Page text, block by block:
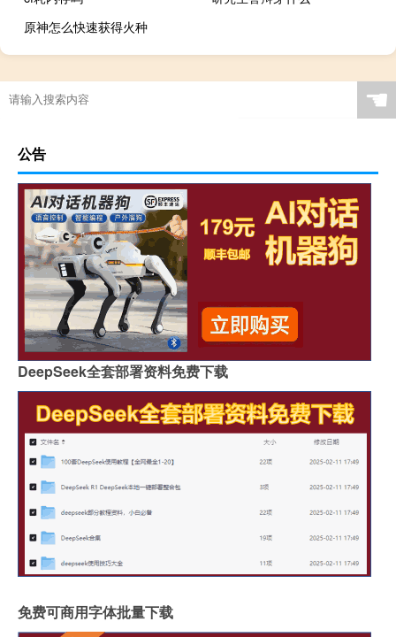
原神怎么快速获得火种
☚
公告
DeepSeek全套部署资料免费下载
免费可商用字体批量下载